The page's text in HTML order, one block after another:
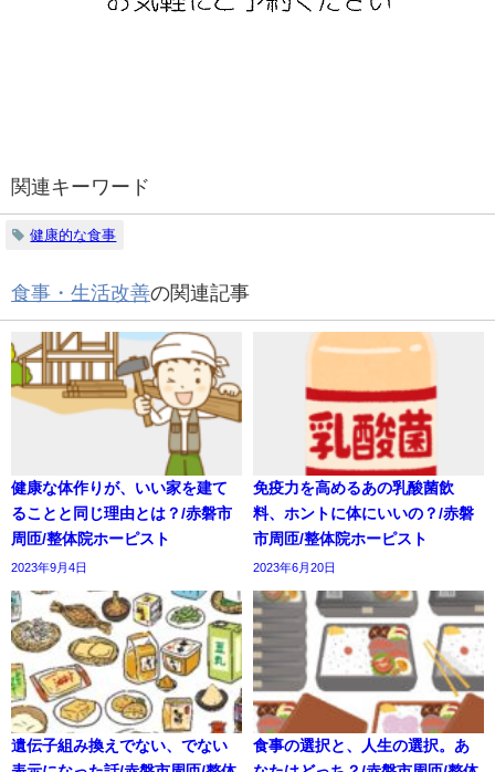
関連キーワード
健康的な食事
食事・生活改善の関連記事
健康な体作りが、いい家を建て
ることと同じ理由とは？/赤磐市
周匝/整体院ホーピスト
2023年9月4日
免疫力を高めるあの乳酸菌飲
料、ホントに体にいいの？/赤磐
市周匝/整体院ホーピスト
2023年6月20日
遺伝子組み換えでない、でない
食事の選択と、人生の選択。あ